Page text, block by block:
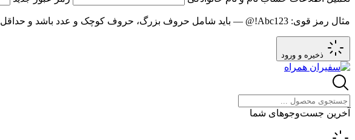
مثال رمز قوی: Abc123!@ — باید شامل حروف بزرگ، حروف کوچک و عدد باشد و حداقل ۸ کاراکتر داشته باشد.
ذخیره و ورود
آخرین جست‌وجوهای شما